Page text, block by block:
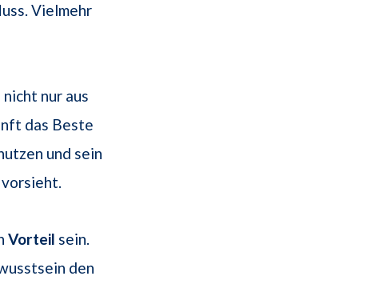
Vielmehr
nur aus
das Beste
und sein
Vorteil sein.
den